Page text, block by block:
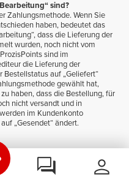
sind?
Zahlungsmethode. Wenn Sie
haben, bedeutet das
dass die Lieferung der
wurden, noch nicht vom
sind im
die Lieferung der
Bestellstatus auf „Geliefert“
gewählt hat,
haben, dass die Bestellung, für
nicht versandt und in
im Kundenkonto
„Gesendet“ ändert.
erhalten habe, waren nicht in
aus dem Einkaufswagen